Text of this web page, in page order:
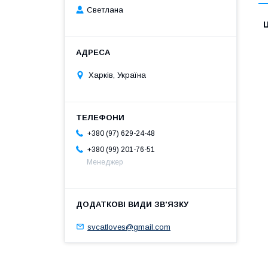
Светлана
Харків, Україна
+380 (97) 629-24-48
+380 (99) 201-76-51
Менеджер
svcatloves@gmail.com